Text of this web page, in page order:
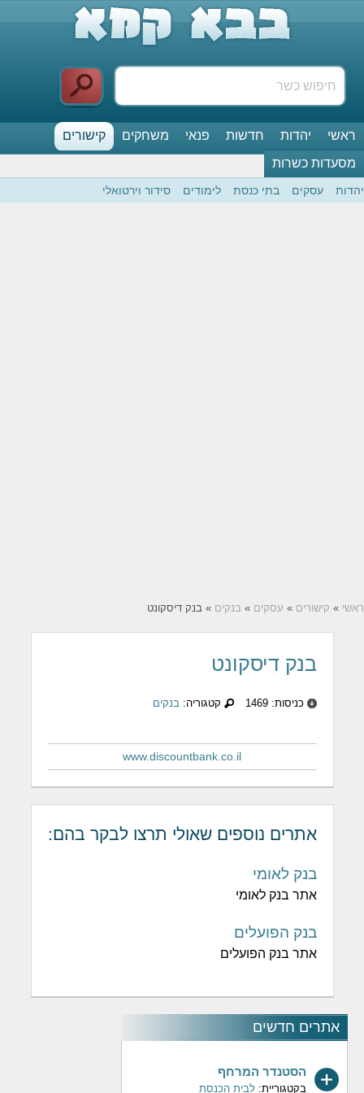
ראשי יהדות חדשות פנאי משחקים
קישורים
מסעדות כשרות
יהדות עסקים בתי כנסת לימודים סידור וירטואלי
ראשי » קישורים » עסקים » בנקים » בנק דיסקונט
אתרים חדשים
הסטנדר המרחף
בקטגוריית: לבית הכנסת
בנק דיסקונט
כניסות: 1469 קטגוריה:בנקים
www.discountbank.co.il
אתרים נוספים שאולי תרצו לבקר בהם:
בנק לאומי
אתר בנק לאומי
בנק הפועלים
אתר בנק הפועלים